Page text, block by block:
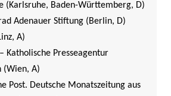
(Karlsruhe, Baden-Württemberg, D)
Adenauer Stiftung (Berlin, D)
A)
Katholische Presseagentur
(Wien, A)
Post. Deutsche Monatszeitung aus